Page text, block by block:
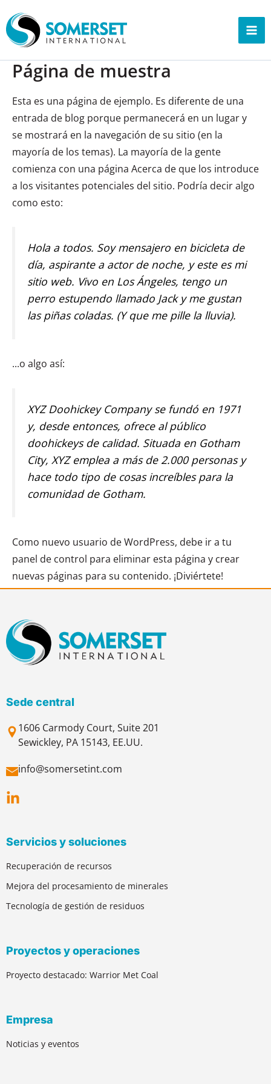
al
contenido
Página de muestra
Esta es una página de ejemplo. Es diferente de una
entrada de blog porque permanecerá en un lugar y
se mostrará en la navegación de su sitio (en la
mayoría de los temas). La mayoría de la gente
comienza con una página Acerca de que los introduce
a los visitantes potenciales del sitio. Podría decir algo
como esto:
Hola a todos. Soy mensajero en bicicleta de
día, aspirante a actor de noche, y este es mi
sitio web. Vivo en Los Ángeles, tengo un
perro estupendo llamado Jack y me gustan
las piñas coladas. (Y que me pille la lluvia).
...o algo así:
XYZ Doohickey Company se fundó en 1971
y, desde entonces, ofrece al público
doohickeys de calidad. Situada en Gotham
City, XYZ emplea a más de 2.000 personas y
hace todo tipo de cosas increíbles para la
comunidad de Gotham.
Como nuevo usuario de WordPress, debe ir a tu
panel de control para eliminar esta página y crear
nuevas páginas para su contenido. ¡Diviértete!
Sede central
1606 Carmody Court, Suite 201
Sewickley, PA 15143, EE.UU.
info@somersetint.com
Servicios y soluciones
Recuperación de recursos
Mejora del procesamiento de minerales
Tecnología de gestión de residuos
Proyectos y operaciones
Proyecto destacado: Warrior Met Coal
Empresa
Noticias y eventos